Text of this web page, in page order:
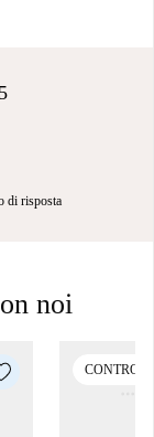
di risposta
noi